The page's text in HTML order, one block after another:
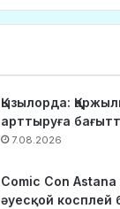
Қызылорда:
арттыруға
7.08.2026
Comic Con
әуесқой косплей